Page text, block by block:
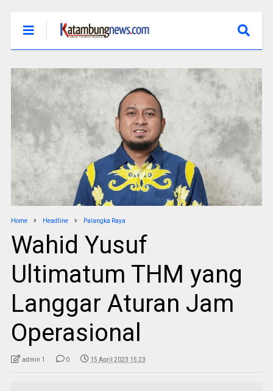
Home Headline Palangka Raya
Wahid Yusuf
Ultimatum THM yang
Langgar Aturan Jam
Operasional
admin 1 0 15 April 2023 15:23